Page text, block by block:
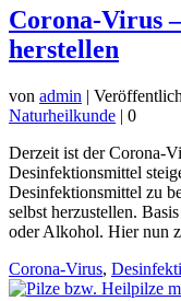
Corona-Virus
herstellen
von admin |
Naturheilkunde | 0
Derzeit ist der Corona-
Desinfektionsmittel
Desinfektionsmittel zu
selbst herzustellen.
oder Alkohol. Hier nun
Corona-Virus,